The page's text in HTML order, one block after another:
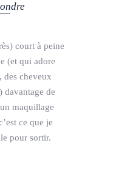
court à peine
(et qui adore
des cheveux
davantage de
maquillage
ce que je
pour sortir.